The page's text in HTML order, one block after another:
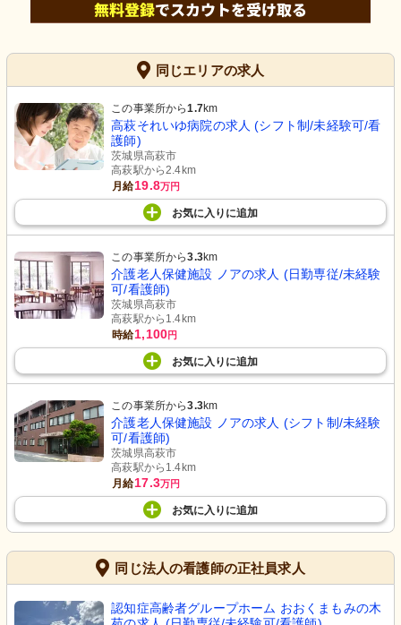
同じエリアの求人
この事業所から1.7km
高萩それいゆ病院の求人 (シフト制/未経験可/看
護師)
茨城県高萩市
高萩駅から2.4km
月給19.8万円
お気に入り に追加
この事業所から3.3km
介護老人保健施設 ノアの求人 (日勤専従/未経験
可/看護師)
茨城県高萩市
高萩駅から1.4km
時給1,100円
お気に入り に追加
この事業所から3.3km
介護老人保健施設 ノアの求人 (シフト制/未経験
可/看護師)
茨城県高萩市
高萩駅から1.4km
月給17.3万円
お気に入り に追加
同じ法人の看護師の正社員求人
認知症高齢者グループホーム おおくまもみの木